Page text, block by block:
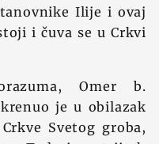
Ilije i ovaj
i čuva se u Crkvi
Omer b.
je u obilazak
Svetog groba,